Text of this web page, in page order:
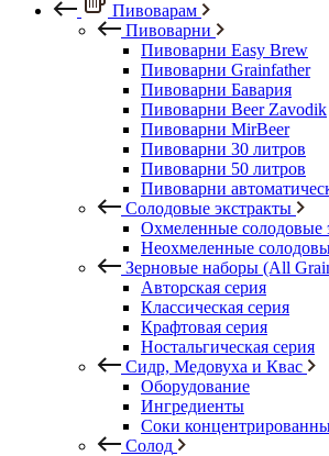
Пивоварам
Пивоварни
Пивоварни Easy Brew
Пивоварни Grainfather
Пивоварни Бавария
Пивоварни Beer Zavodik
Пивоварни MirBeer
Пивоварни 30 литров
Пивоварни 50 литров
Пивоварни
Солодовые экстракты
Охмеленные солодовые
Неохмеленные
Зерновые наборы (All
Авторская серия
Классическая серия
Крафтовая серия
Ностальгическая серия
Сидр, Медовуха и Квас
Оборудование
Ингредиенты
Соки
Солод